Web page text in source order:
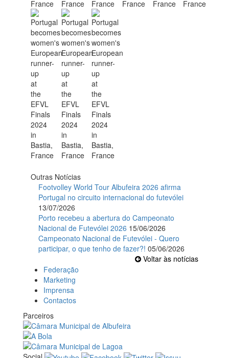
Outras Notícias
Footvolley World Tour Albufeira 2026 afirma
Portugal no circuito internacional do futevólei
13/07/2026
Porto recebeu a abertura do Campeonato
Nacional de Futevólei 2026 15/06/2026
Campeonato Nacional de Futevólei - Quero
participar, o que tenho de fazer?! 05/06/2026
Voltar às notícias
Federação
Marketing
Imprensa
Contactos
Parceiros